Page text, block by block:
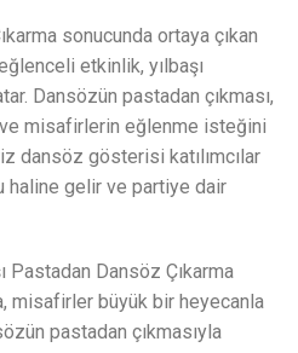
sonucunda ortaya çıkan
etkinlik, yılbaşı
Dansözün pastadan çıkması,
misafirlerin eğlenme isteğini
dansöz gösterisi katılımcılar
haline gelir ve partiye dair
Pastadan Dansöz Çıkarma
misafirler büyük bir heyecanla
pastadan çıkmasıyla